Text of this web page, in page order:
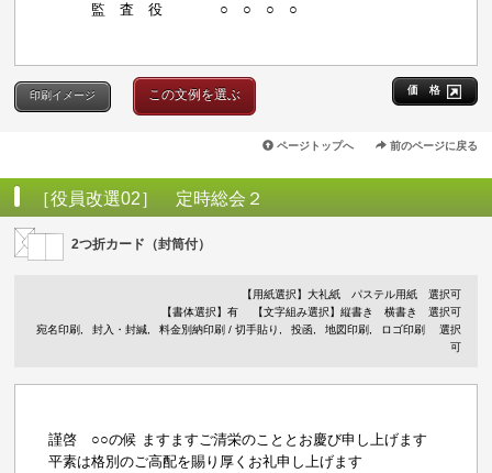
監 査 役 ○ ○ ○ ○
価 格
印刷イメージ この文例を選ぶ
ページトップへ 前のページに戻る
［役員改選02］ 定時総会２
2つ折カード（封筒付）
【用紙選択】 大礼紙 パステル用紙選択可
【書体選択】有
【文字組み選択】縦書き 横書き 選択可
宛名印刷
封入・封緘 料金別納印刷 / 切手貼り 投函 地図印刷 ロゴ印刷
選択
可
謹啓 ○○の候 ますますご清栄のこととお慶び申し上げます
平素は格別のご高配を賜り厚くお礼申し上げます